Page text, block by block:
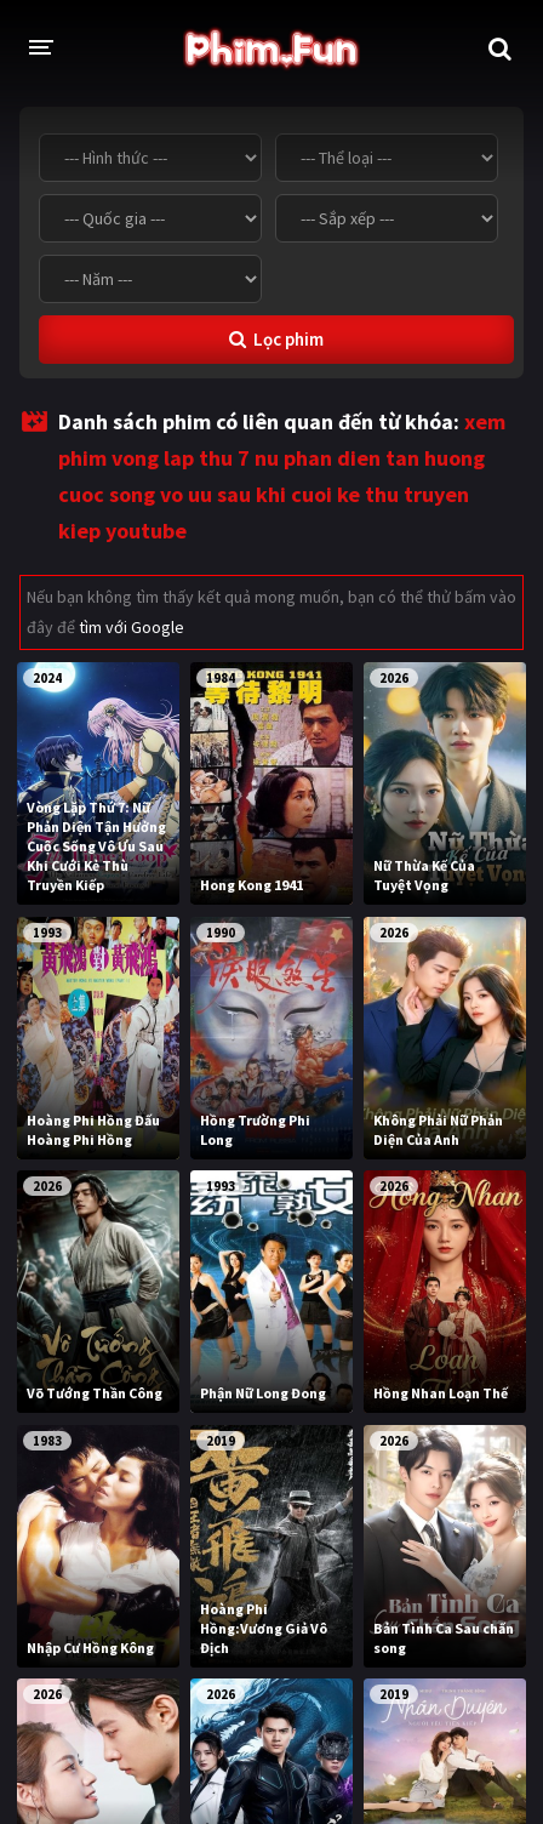
THỂ LOẠI
Thần thoại - Cổ trang Hành động
Tâm lý Chiến tranh
Võ thuật - Kiếm hiệp
Tội phạm - Hình sự
Viễn tưởng Khoa học - Tài liệu
Hoạt hình Thể thao
Tình cảm - Lãng mạn
Giật gân Gia đình
Bí ẩn
Viễn Tây Tiểu sử
GameShow DramaTV
QUỐC GIA
Âu - Mỹ Trung Quốc - Hồng Kông
Hàn Quốc Nhật Bản
Ấn Độ Việt Nam
Tổng hợp
CẬP NHẬT
PHIM MỚI
PHIM BỘ
PHIM LẺ
PHIM CHIẾU RẠP
TUYỂN TẬP PHIM
BLOG
Lọc phim
Danh sách phim có liên quan đến từ khóa: xem
phim vong lap thu 7 nu phan dien tan huong
cuoc song vo uu sau khi cuoi ke thu truyen
kiep youtube
Nếu bạn không tìm thấy kết quả mong muốn, bạn có thể thử bấm vào
đây đểtìm với Google
2024
Vòng Lặp Thứ 7: Nữ
Phản Diện Tận Hưởng
Cuộc Sống Vô Ưu Sau
Khi Cưới Kẻ Thù
Truyền Kiếp
1984
Hong Kong 1941
2026
Nữ Thừa Kế Của
Tuyệt Vọng
1993
Hoàng Phi Hồng Đấu
Hoàng Phi Hồng
1990
Hồng Trường Phi
Long
2026
Không Phải Nữ Phản
Diện Của Anh
2026
Võ Tướng Thần Công
1993
Phận Nữ Long Đong
2026
Hồng Nhan Loạn Thế
1983
Nhập Cư Hồng Kông
2019
Hoàng Phi
Hồng:Vương Giả Vô
Địch
2026
Bản Tình Ca Sau chấn
song
2026 2026 2019